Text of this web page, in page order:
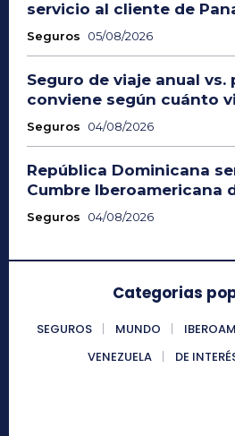
servicio al cliente de
Seguros 05/08/2026
Seguro de viaje anual vs.
conviene según cuánto
Seguros 04/08/2026
República Dominicana
Cumbre Iberoamericana
Seguros 04/08/2026
Categorias
SEGUROS MUNDO
VENEZUELA
DE